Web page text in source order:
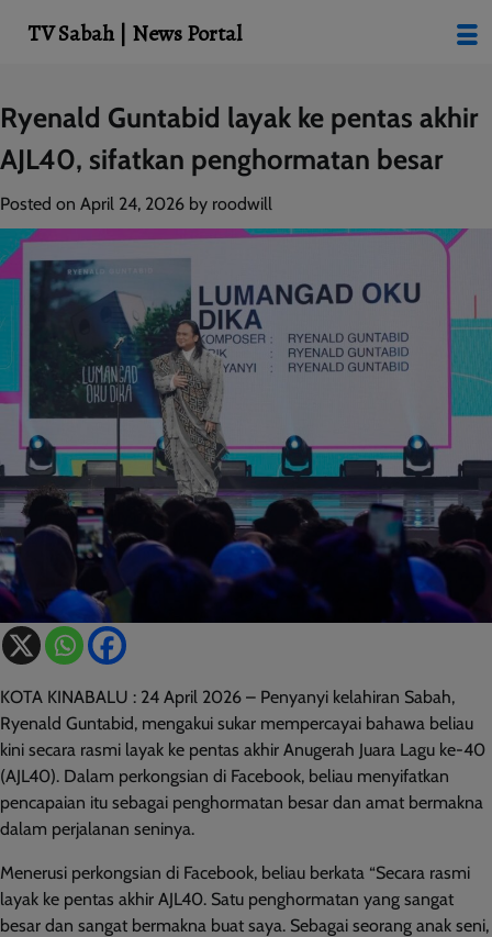
Skip
to
content
Ryenald Guntabid layak ke pentas akhir
AJL40, sifatkan penghormatan besar
Posted on April 24, 2026 by roodwill
KOTA KINABALU : 24 April 2026 – Penyanyi kelahiran Sabah,
Ryenald Guntabid, mengakui sukar mempercayai bahawa beliau
kini secara rasmi layak ke pentas akhir Anugerah Juara Lagu ke-40
(AJL40). Dalam perkongsian di Facebook, beliau menyifatkan
pencapaian itu sebagai penghormatan besar dan amat bermakna
dalam perjalanan seninya.
Menerusi perkongsian di Facebook, beliau berkata “Secara rasmi
layak ke pentas akhir AJL40. Satu penghormatan yang sangat
besar dan sangat bermakna buat saya. Sebagai seorang anak seni,
TV Sabah | News Portal